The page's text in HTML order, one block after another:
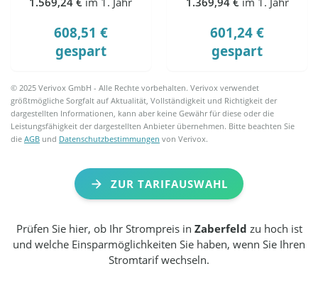
608,51 €
gespart
601,24 €
gespart
© 2025 Verivox GmbH - Alle Rechte vorbehalten. Verivox verwendet
größtmögliche Sorgfalt auf Aktualität, Vollständigkeit und Richtigkeit der
dargestellten Informationen, kann aber keine Gewähr für diese oder die
Leistungsfähigkeit der dargestellten Anbieter übernehmen. Bitte beachten Sie
dieAGB und Datenschutzbestimmungen von Verivox.
ZUR TARIFAUSWAHL
Prüfen Sie hier, ob Ihr Strompreis in Zaberfeld zu hoch ist
und welche Einsparmöglichkeiten Sie haben, wenn Sie Ihren
Stromtarif wechseln.